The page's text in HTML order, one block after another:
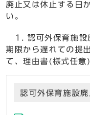
廃止又は休止する日
い。
認可外保育施
期限から遅れての提
て、理由書(様式任意
認可外保育施設